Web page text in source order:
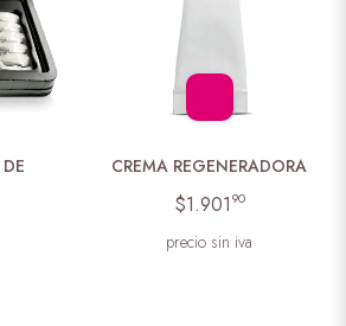
CREMA REGENERADORA
$1.901 90
precio sin iva